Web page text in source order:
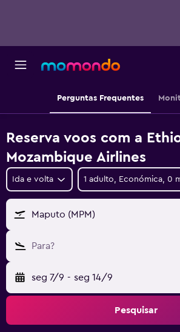
Perguntas Frequentes
Reserva voos com a
Mozambique Airlines
Ida e volta 1 adulto, Económica, 0
Maputo (MPM)
Para?
seg 7/9 - seg 14/9
Pesquisar